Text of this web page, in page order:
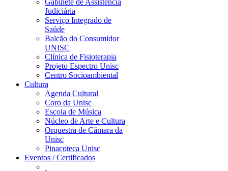
Gabinete de Assistência
Judiciária
Serviço Integrado de
Saúde
Balcão do Consumidor
UNISC
Clínica de Fisioterapia
Projeto Espectro Unisc
Centro Socioambiental
Cultura
Agenda Cultural
Coro da Unisc
Escola de Música
Núcleo de Arte e Cultura
Orquestra de Câmara da
Unisc
Pinacoteca Unisc
Eventos / Certificados